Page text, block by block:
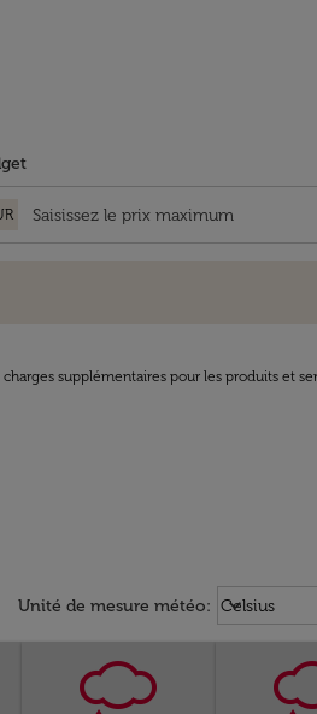
supplémentaires pour les produits et
Unité de mesure météo: Weather
Celsius
keyboard_arrow_down